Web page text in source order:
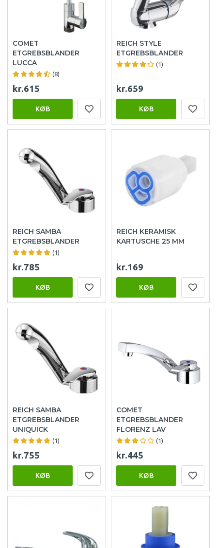
COMET
ETGREBSBLANDER
LUCCA
(8)
kr.615
KØB
REICH STYLE
ETGREBSBLANDER
(1)
kr.659
KØB
REICH SAMBA
ETGREBSBLANDER
(1)
kr.785
KØB
REICH KERAMISK
KARTUSCHE 25 MM
kr.169
KØB
REICH SAMBA
ETGREBSBLANDER
UNIQUICK
(1)
kr.755
KØB
COMET
ETGREBSBLANDER
FLORENZ LAV
(1)
kr.445
KØB